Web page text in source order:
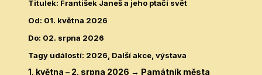
Titulek: František Janeš a jeho ptačí svět
Od: 01. května 2026
Do: 02. srpna 2026
Tagy událostí: 2026, Další akce, výstava
1. května – 2. srpna 2026 → Památník města